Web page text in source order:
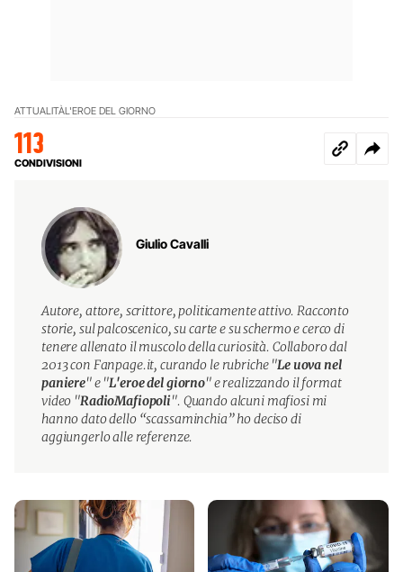
ATTUALITÀL'EROE DEL GIORNO
113
CONDIVISIONI
Giulio Cavalli
Autore, attore, scrittore, politicamente attivo. Racconto
storie, sul palcoscenico, su carte e su schermo e cerco di
tenere allenato il muscolo della curiosità. Collaboro dal
2013 con Fanpage.it, curando le rubriche "Le uova nel
paniere" e "L'eroe del giorno" e realizzando il format
video "RadioMafiopoli". Quando alcuni mafiosi mi
hanno dato dello “scassaminchia” ho deciso di
aggiungerlo alle referenze.